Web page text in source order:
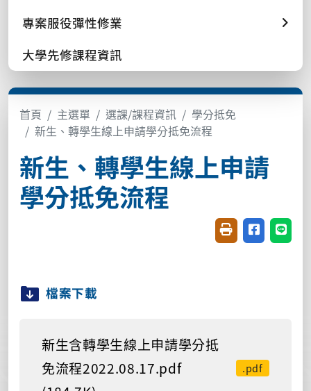
專案服役彈性修業
大學先修課程資訊
首頁 主選單 選課/課程資訊
學分抵免
新生、轉學生線上申請學分抵免流程
新生、轉學生線上申請
學分抵免流程
友善列印(開新視
分享至臉書
分享
檔案下載
新生含轉學生線上申請學分抵
免流程2022.08.17.pdf
.pdf